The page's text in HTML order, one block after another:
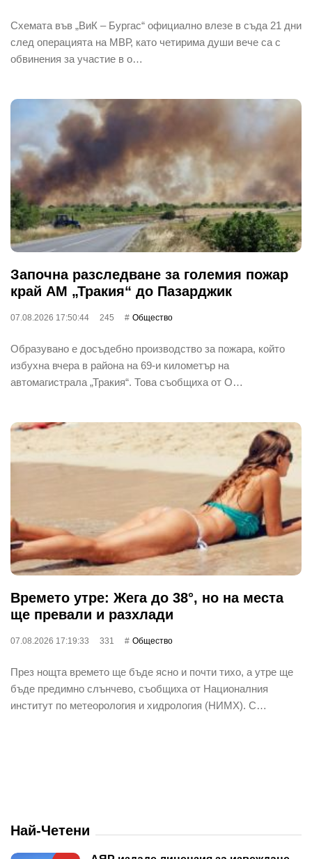
Схемата във „ВиК – Бургас“ официално влезе в съда 21 дни
след операцията на МВР, като четирима души вече са с
обвинения за участие в о…
Започна разследване за големия пожар
край АМ „Тракия“ до Пазарджик
07.08.2026 17:50:44 245 Общество
Образувано е досъдебно производство за пожара, който
избухна вчера в района на 69-и километър на
автомагистрала „Тракия“. Това съобщиха от О…
Времето утре: Жега до 38°, но на места
ще превали и разхлади
07.08.2026 17:19:33 331 Общество
През нощта времето ще бъде ясно и почти тихо, а утре ще
бъде предимно слънчево, съобщиха от Националния
институт по метеорология и хидрология (НИМХ). С…
Най-Четени